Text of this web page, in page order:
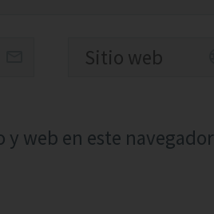
web en este navegador